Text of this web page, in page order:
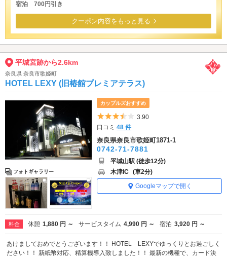
宿泊 700円引き
クーポン内容をもっと見る
平城宮跡から2.6km
奈良県 奈良市歌姫町
HOTEL LEXY (旧椿館プレミアテラス)
フォトギャラリー
カップルズおすすめ
5つ星のうち3.5
3.90
口コミ48 件
奈良県奈良市歌姫町1871-1
0742-71-7881
平城山駅 (徒歩12分)
木津IC (車2分)
Googleマップで開く
料金 休憩 1,880 円 ～ サービスタイム 4,990 円 ～ 宿泊 3,920 円 ～
あけましておめでとうございます！！ HOTEL LEXYでゆっくりとお過ごしく
ださい！！ 新紙幣対応、精算機導入致しました！！ 最新の機種で、カード決